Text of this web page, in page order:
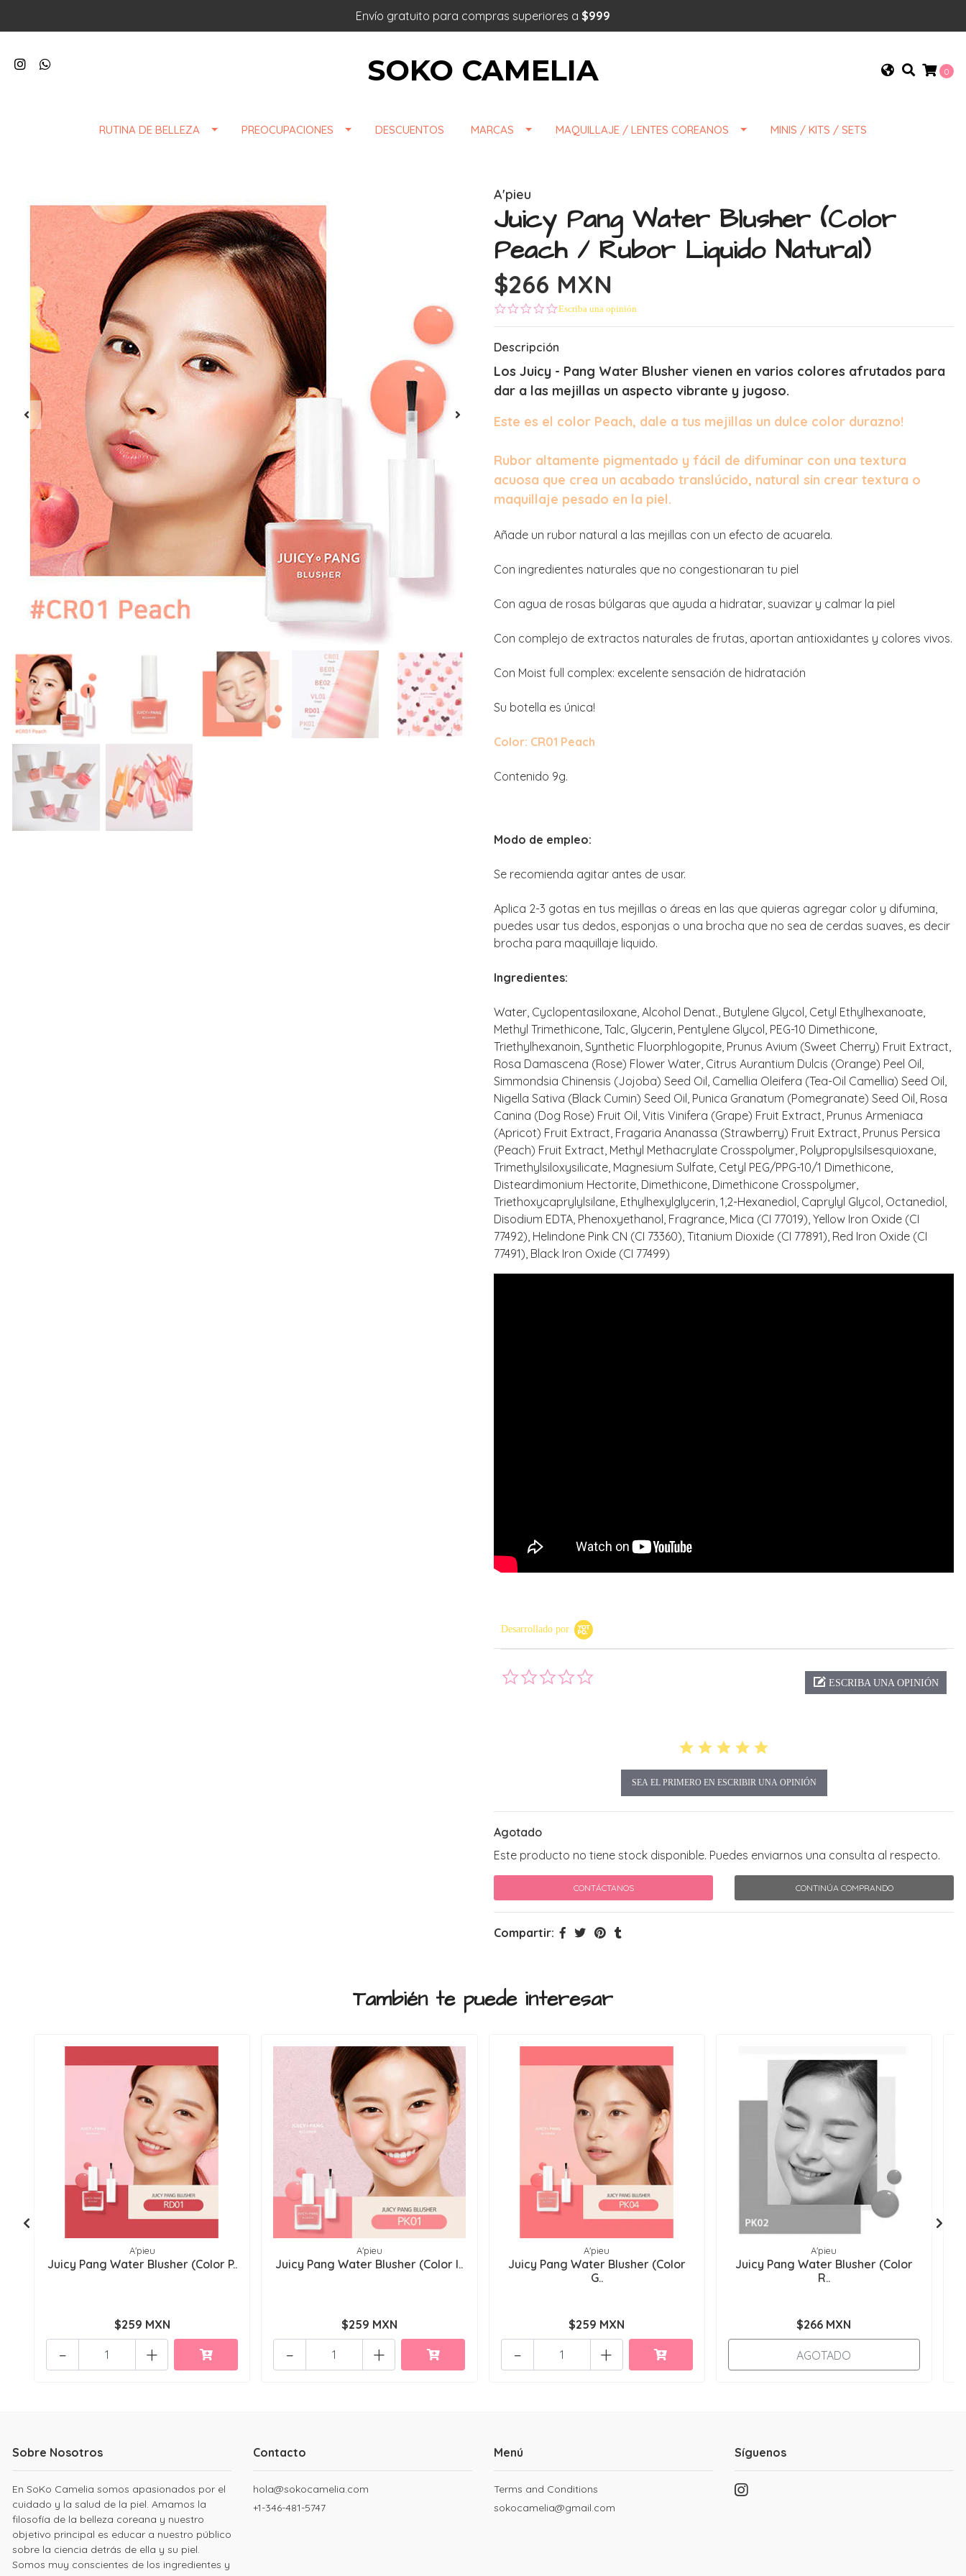
Envío gratuito para compras superiores a $999
SOKO CAMELIA 0
RUTINA DE BELLEZA PREOCUPACIONES DESCUENTOS MARCAS MAQUILLAJE / LENTES COREANOS MINIS / KITS / SETS
A'pieu
Juicy Pang Water Blusher (Color
Peach / Rubor Liquido Natural)
$266 MXN
0.0 star rating
Escriba una opinión
Descripción
Los Juicy - Pang Water Blusher vienen en varios colores afrutados para
dar a las mejillas un aspecto vibrante y jugoso.
Este es el color Peach, dale a tus mejillas un dulce color durazno!
Rubor altamente pigmentado y fácil de difuminar con una textura
acuosa que crea un acabado translúcido, natural sin crear textura o
maquillaje pesado en la piel.
Añade un rubor natural a las mejillas con un efecto de acuarela.
Con ingredientes naturales que no congestionaran tu piel
Con agua de rosas búlgaras que ayuda a hidratar, suavizar y calmar la piel
Con complejo de extractos naturales de frutas, aportan antioxidantes y colores vivos.
Con Moist full complex: excelente sensación de hidratación
Su botella es única!
Color: CR01 Peach
Contenido 9g.
Modo de empleo:
Se recomienda agitar antes de usar.
Aplica 2-3 gotas en tus mejillas o áreas en las que quieras agregar color y difumina,
puedes usar tus dedos, esponjas o una brocha que no sea de cerdas suaves, es decir
brocha para maquillaje liquido.
Ingredientes:
Water, Cyclopentasiloxane, Alcohol Denat., Butylene Glycol, Cetyl Ethylhexanoate,
Methyl Trimethicone, Talc, Glycerin, Pentylene Glycol, PEG-10 Dimethicone,
Triethylhexanoin, Synthetic Fluorphlogopite, Prunus Avium (Sweet Cherry) Fruit Extract,
Rosa Damascena (Rose) Flower Water, Citrus Aurantium Dulcis (Orange) Peel Oil,
Simmondsia Chinensis (Jojoba) Seed Oil, Camellia Oleifera (Tea-Oil Camellia) Seed Oil,
Nigella Sativa (Black Cumin) Seed Oil, Punica Granatum (Pomegranate) Seed Oil, Rosa
Canina (Dog Rose) Fruit Oil, Vitis Vinifera (Grape) Fruit Extract, Prunus Armeniaca
(Apricot) Fruit Extract, Fragaria Ananassa (Strawberry) Fruit Extract, Prunus Persica
(Peach) Fruit Extract, Methyl Methacrylate Crosspolymer, Polypropylsilsesquioxane,
Trimethylsiloxysilicate, Magnesium Sulfate, Cetyl PEG/PPG-10/1 Dimethicone,
Disteardimonium Hectorite, Dimethicone, Dimethicone Crosspolymer,
Triethoxycaprylylsilane, Ethylhexylglycerin, 1,2-Hexanediol, Caprylyl Glycol, Octanediol,
Disodium EDTA, Phenoxyethanol, Fragrance, Mica (CI 77019), Yellow Iron Oxide (CI
77492), Helindone Pink CN (CI 73360), Titanium Dioxide (CI 77891), Red Iron Oxide (CI
77491), Black Iron Oxide (CI 77499)
Desarrollado por
ESCRIBA UNA OPINIÓN
SEA EL PRIMERO EN ESCRIBIR UNA OPINIÓN
Agotado
Este producto no tiene stock disponible. Puedes enviarnos una consulta al respecto.
CONTÁCTANOS CONTINÚA COMPRANDO
Compartir:
También te puede interesar
A'pieu
Juicy Pang Water Blusher (Color P..
$259 MXN
+
-
A'pieu
Juicy Pang Water Blusher (Color I..
$259 MXN
+
-
A'pieu
Juicy Pang Water Blusher (Color
G..
$259 MXN
+
-
A'pieu
Juicy Pang Water Blusher (Color
R..
$266 MXN
AGOTADO
Sobre Nosotros
En SoKo Camelia somos apasionados por el
cuidado y la salud de la piel. Amamos la
filosofía de la belleza coreana y nuestro
objetivo principal es educar a nuestro público
sobre la ciencia detrás de ella y su piel.
Somos muy conscientes de los ingredientes y
Contacto
hola@sokocamelia.com
+1-346-481-5747
Menú
Terms and Conditions
sokocamelia@gmail.com
Síguenos